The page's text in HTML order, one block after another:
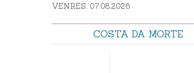
VENRES. 07.08.2026
COSTA DA MORTE